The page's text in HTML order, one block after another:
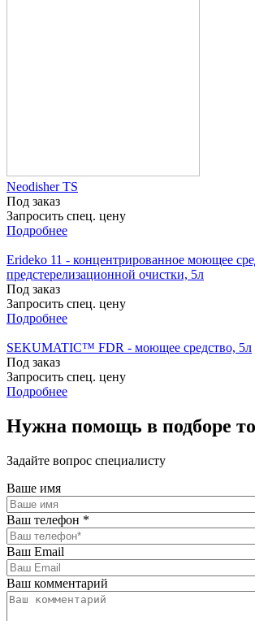
Neodisher TS
Под заказ
Запросить спец. цену
Подробнее
Erideko 11 - концентрированное моющее
предстерелизационной очистки, 5л
Под заказ
Запросить спец. цену
Подробнее
SEKUMATIC™ FDR - моющее средство, 5л
Под заказ
Запросить спец. цену
Подробнее
Нужна помощь в подборе
Задайте вопрос специалисту
Ваше имя
Ваш телефон *
Ваш Email
Ваш комментарий